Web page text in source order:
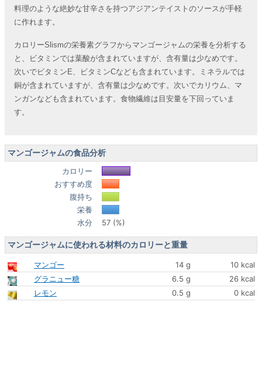
料理のような絶妙な甘辛さを持つアジアンテイストのソースが手軽
に作れます。
カロリーSlismの栄養素グラフからマンゴージャムの栄養を分析する
と、ビタミンでは葉酸が含まれていますが、含有量は少なめです。
次いでビタミンE、ビタミンCなども含まれています。ミネラルでは
銅が含まれていますが、含有量は少なめです。次いでカリウム、マ
ンガンなども含まれています。食物繊維は目安量を下回っていま
す。
マンゴージャムの食品分析
カロリー
おすすめ度
腹持ち
栄養
水分
57 (%)
マンゴージャムに使われる材料のカロリーと重量
マンゴー 14 g
10 kcal
グラニュー糖
6.5 g
26 kcal
レモン
0.5 g 0 kcal